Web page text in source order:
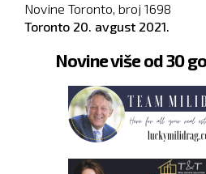
Novine Toronto, broj 1698
Toronto 20. avgust 2021.
Novine više od 30